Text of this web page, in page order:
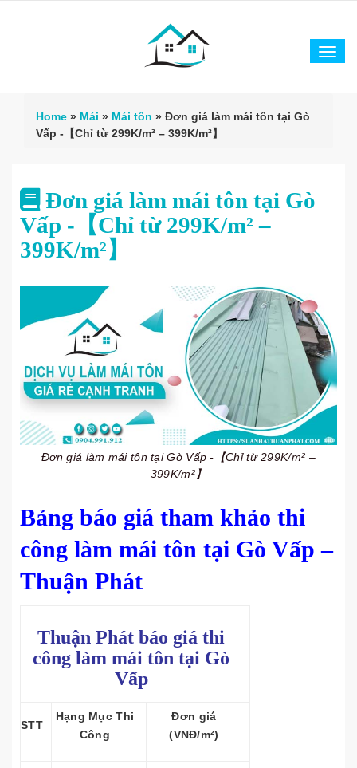
Home » Mái » Mái tôn » Đơn giá làm mái tôn tại Gò
Vấp -【Chỉ từ 299K/m² – 399K/m²】
Đơn giá làm mái tôn tại Gò
Vấp -【Chỉ từ 299K/m² –
399K/m²】
Đơn giá làm mái tôn tại Gò Vấp -【Chỉ từ 299K/m² –
399K/m²】
Bảng báo giá tham khảo thi
công làm mái tôn tại Gò Vấp –
Thuận Phát
Thuận Phát báo giá thi
công làm mái tôn tại Gò
Vấp
STT
Hạng Mục Thi
Công
Đơn giá
(VNĐ/m²)